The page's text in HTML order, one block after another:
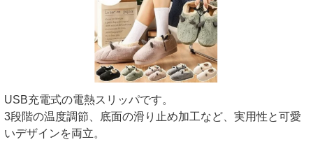
USB充電式の電熱スリッパです。
3段階の温度調節、底面の滑り止め加工など、実用性と可愛
いデザインを両立。